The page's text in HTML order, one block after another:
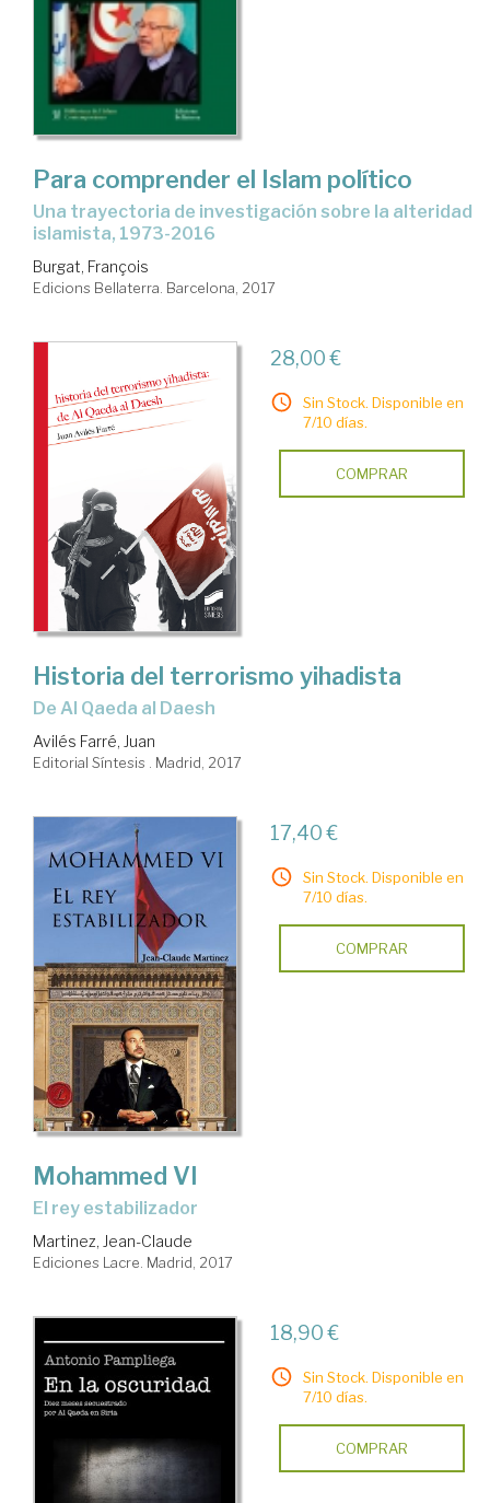
Para comprender el Islam político
una trayectoria de investigación sobre la alteridad
islamista, 1973-2016
Burgat, François
Edicions Bellaterra. Barcelona, 2017
28,00 €
Sin Stock. Disponible en
7/10 días.
COMPRAR
Historia del terrorismo yihadista
de Al Qaeda al Daesh
Avilés Farré, Juan
Editorial Síntesis . Madrid, 2017
17,40 €
Sin Stock. Disponible en
7/10 días.
COMPRAR
Mohammed VI
el rey estabilizador
Martinez, Jean-Claude
Ediciones Lacre. Madrid, 2017
18,90 €
Sin Stock. Disponible en
7/10 días.
COMPRAR